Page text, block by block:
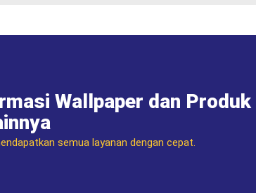
Wallpaper dan Produk
semua layanan dengan cepat.